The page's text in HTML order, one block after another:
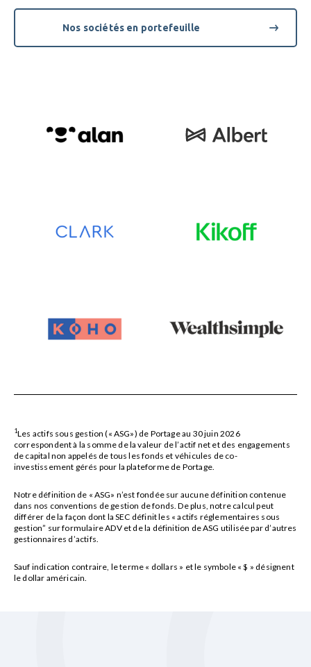
Nos sociétés en portefeuille
1Les actifs sous gestion (« ASG») de Portage au 30 juin 2026
correspondent à la somme de la valeur de l’actif net et des engagements
de capital non appelés de tous les fonds et véhicules de co-
investissement gérés pour la plateforme de Portage.
Notre définition de « ASG» n’est fondée sur aucune définition contenue
dans nos conventions de gestion de fonds. De plus, notre calcul peut
différer de la façon dont la SEC définit les « actifs réglementaires sous
gestion” sur formulaire ADV et de la définition de ASG utilisée par d’autres
gestionnaires d’actifs.
Sauf indication contraire, le terme « dollars » et le symbole « $ » désignent
le dollar américain.